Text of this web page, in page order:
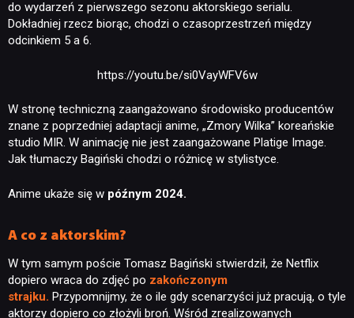
NEWSY
do wydarzeń z pierwszego sezonu aktorskiego serialu.
Dokładniej rzecz biorąc, chodzi o czasoprzestrzeń między
odcinkiem 5 a 6.
https://youtu.be/si0VayWFV6w
W stronę techniczną zaangażowano środowisko producentów
znane z poprzedniej adaptacji anime, „Zmory Wilka” koreańskie
studio MIR. W animację nie jest zaangażowane Platige Image.
Jak tłumaczy Bagiński chodzi o różnicę w stylistyce.
Anime ukaże się w późnym 2024.
A co z aktorskim?
W tym samym poście Tomasz Bagiński stwierdził, że Netflix
dopiero wraca do zdjęć po zakończonym
strajku. Przypomnijmy, że o ile gdy scenarzyści już pracują, o tyle
aktorzy dopiero co złożyli broń. Wśród zrealizowanych